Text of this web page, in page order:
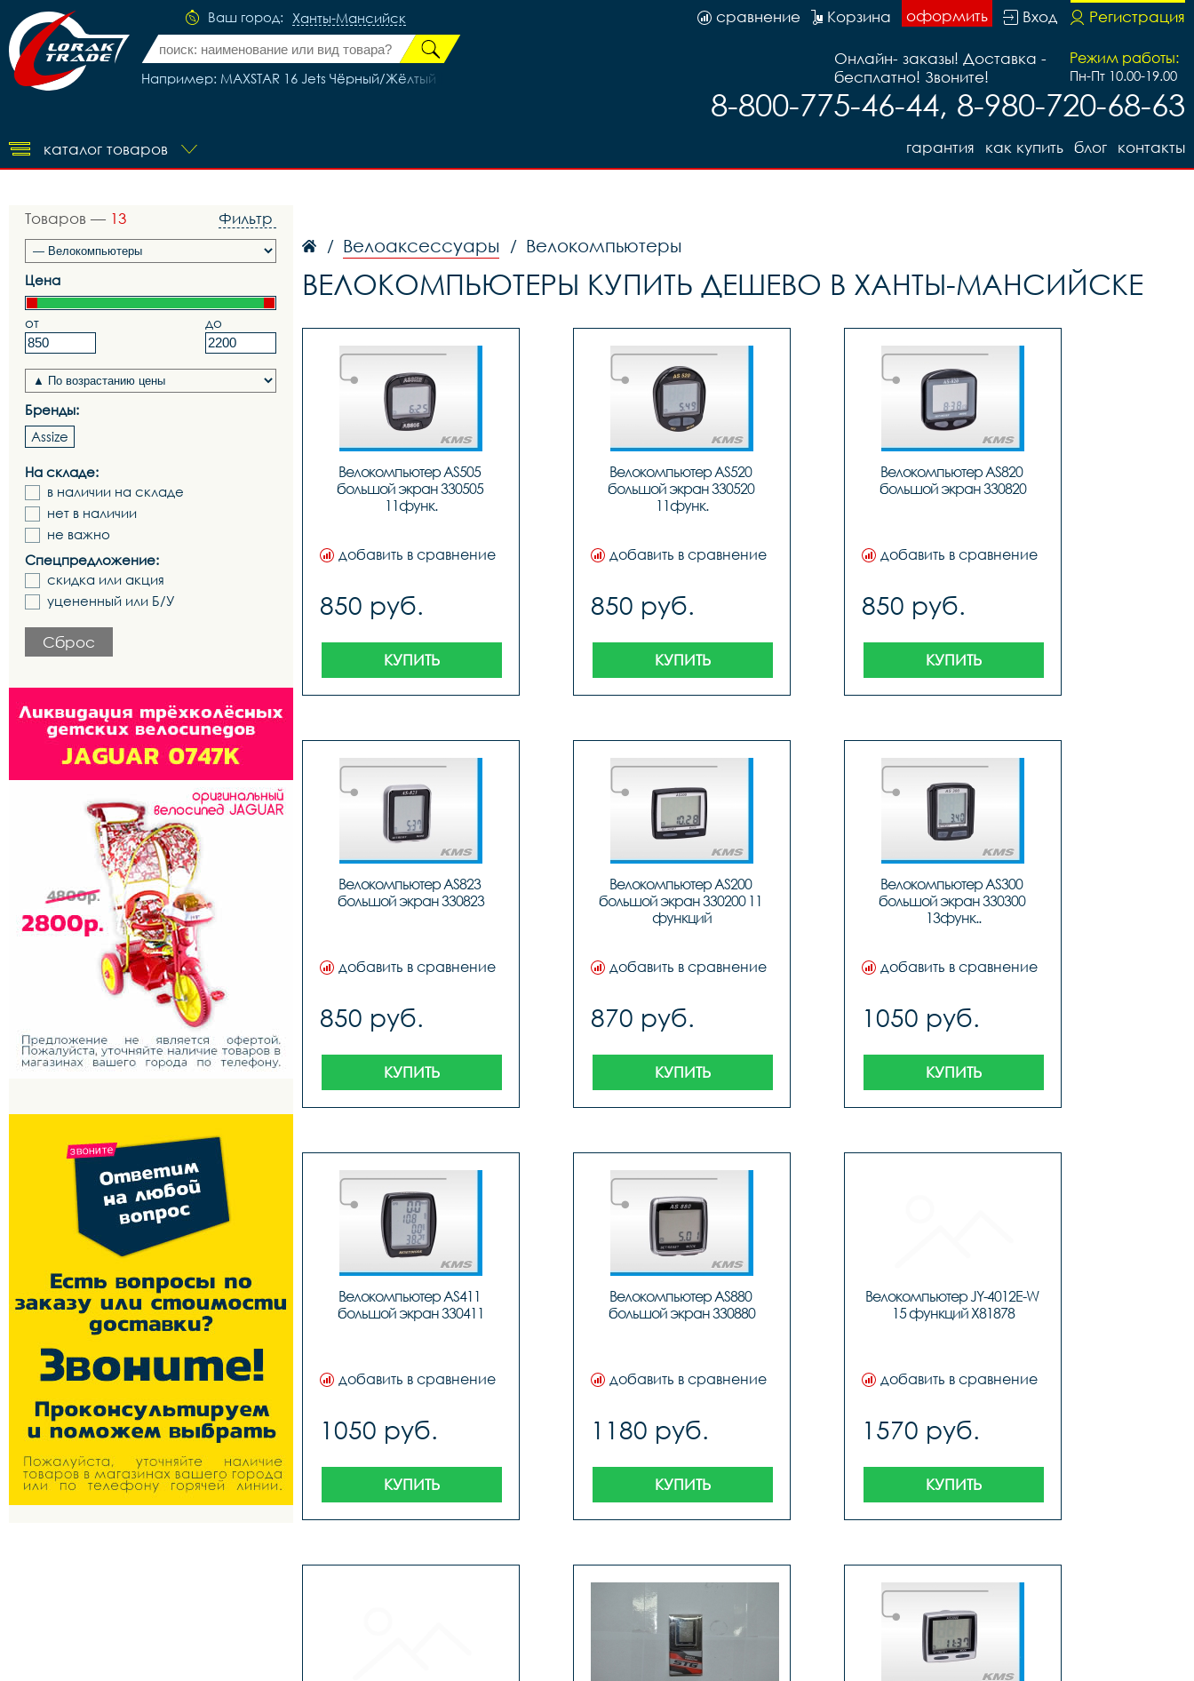
Ваш город: Ханты-Мансийск
Например: MAXSTAR 16 Jets Чёрный/Жёлтый
Регистрация
Вход
оформить
Корзина
сравнение
Режим работы:
Пн-Пт 10.00-19.00
Онлайн- заказы! Доставка -
бесплатно! Звоните!
8-800-775-46-44, 8-980-720-68-63
каталог товаров контакты
блог
как купить
гарантия
Товаров — 13 Фильтр
Цена
от до
Бренды:
Assize
На складе:
в наличии на складе
нет в наличии
не важно
Спецпредложение:
скидка или акция
уцененный или Б/У
Сброс
/ Велоаксессуары / Велокомпьютеры
ВЕЛОКОМПЬЮТЕРЫ КУПИТЬ ДЕШЕВО В ХАНТЫ-МАНСИЙСКЕ
Велокомпьютер AS505
большой экран 330505
11функ.
добавить в сравнение
850 руб.
КУПИТЬ
Велокомпьютер AS520
большой экран 330520
11функ.
добавить в сравнение
850 руб.
КУПИТЬ
Велокомпьютер AS820
большой экран 330820
добавить в сравнение
850 руб.
КУПИТЬ
Велокомпьютер AS823
большой экран 330823
добавить в сравнение
850 руб.
КУПИТЬ
Велокомпьютер AS200
большой экран 330200 11
функций
добавить в сравнение
870 руб.
КУПИТЬ
Велокомпьютер AS300
большой экран 330300
13функ..
добавить в сравнение
1050 руб.
КУПИТЬ
Велокомпьютер AS411
большой экран 330411
добавить в сравнение
1050 руб.
КУПИТЬ
Велокомпьютер AS880
большой экран 330880
добавить в сравнение
1180 руб.
КУПИТЬ
Велокомпьютер JY-4012E-W
15 функций X81878
добавить в сравнение
1570 руб.
КУПИТЬ